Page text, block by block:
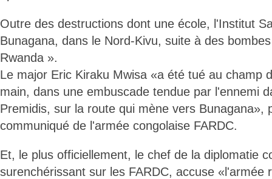
Outre des destructions dont une école, l'Institut
Bunagana, dans le Nord-Kivu, suite à des
Rwanda ».
Le major Eric Kiraku Mwisa «a été tué au champ
main, dans une embuscade tendue par l'ennemi
Premidis, sur la route qui mène vers Bunagana»,
communiqué de l'armée congolaise FARDC.
Et, le plus officiellement, le chef de la diplomatie
surenchérissant sur les FARDC, accuse «l'armée